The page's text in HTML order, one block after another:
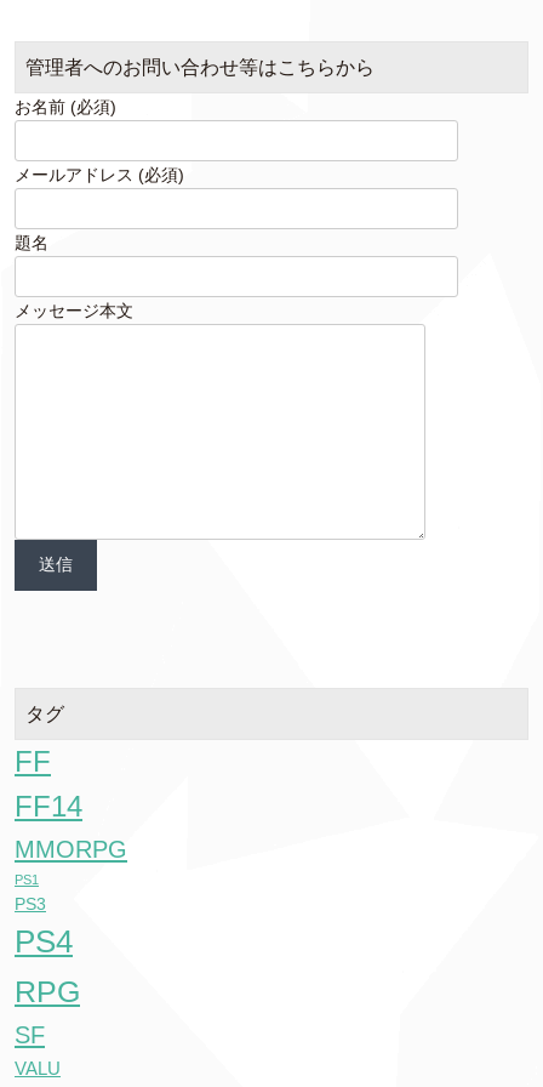
管理者へのお問い合わせ等はこちらから
お名前 (必須)
メールアドレス (必須)
題名
メッセージ本文
タグ
FF
FF14
MMORPG
PS1
PS3
PS4
RPG
SF
VALU